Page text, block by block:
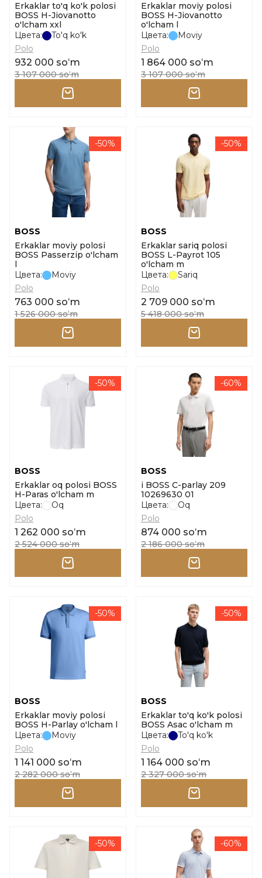
Erkaklar to'q ko'k polosi
BOSS H-Jiovanotto
o'lcham xxl
Цвета:
To'q ko'k
Polo
932 000 soʻm
3 107 000 soʻm
Erkaklar moviy polosi
BOSS H-Jiovanotto
o'lcham l
Цвета:
Moviy
Polo
1 864 000 soʻm
3 107 000 soʻm
-50%
BOSS
Erkaklar moviy polosi
BOSS Passerzip o'lcham
l
Цвета:
Moviy
Polo
763 000 soʻm
1 526 000 soʻm
-50%
BOSS
Erkaklar sariq polosi
BOSS L-Payrot 105
o'lcham m
Цвета:
Sariq
Polo
2 709 000 soʻm
5 418 000 soʻm
-50%
BOSS
Erkaklar oq polosi BOSS
H-Paras o'lcham m
Цвета:
Oq
Polo
1 262 000 soʻm
2 524 000 soʻm
-60%
BOSS
i BOSS C-parlay 209
10269630 01
Цвета:
Oq
Polo
874 000 soʻm
2 186 000 soʻm
-50%
BOSS
Erkaklar moviy polosi
BOSS H-Parlay o'lcham l
Цвета:
Moviy
Polo
1 141 000 soʻm
2 282 000 soʻm
-50%
BOSS
Erkaklar to'q ko'k polosi
BOSS Asac o'lcham m
Цвета:
To'q ko'k
Polo
1 164 000 soʻm
2 327 000 soʻm
-50% -60%